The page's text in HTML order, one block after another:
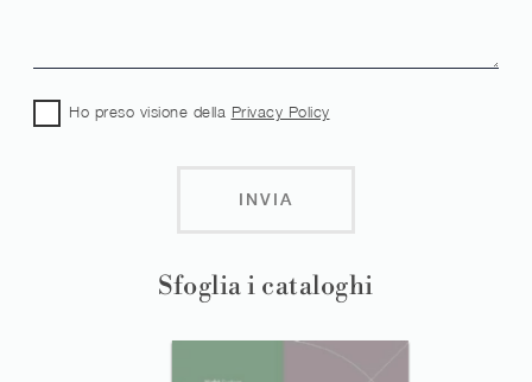
Sfoglia i cataloghi
Ho preso visione della Privacy Policy
INVIA